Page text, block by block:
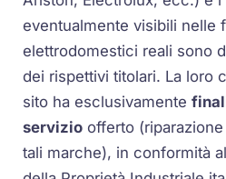
eventualmente visibili nelle
elettrodomestici reali sono
dei rispettivi titolari. La loro
sito ha esclusivamente
servizio offerto
tali marche), in conformità